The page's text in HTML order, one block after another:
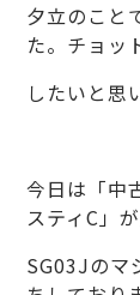
夕立のこと
た。チョッ
したいと思
今日は「中
スティC」
SG03Jのマ